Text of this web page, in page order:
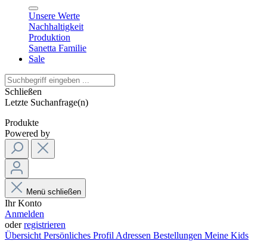
Unsere Werte
Nachhaltigkeit
Produktion
Sanetta Familie
Sale
Schließen
Letzte Suchanfrage(n)
Produkte
Powered by
Menü schließen
Ihr Konto
Anmelden
oderregistrieren
Übersicht Persönliches Profil Adressen Bestellungen Meine Kids